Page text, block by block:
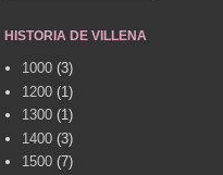
HISTORIA DE VILLENA
1000 (3)
1200 (1)
1300 (1)
1400 (3)
1500 (7)